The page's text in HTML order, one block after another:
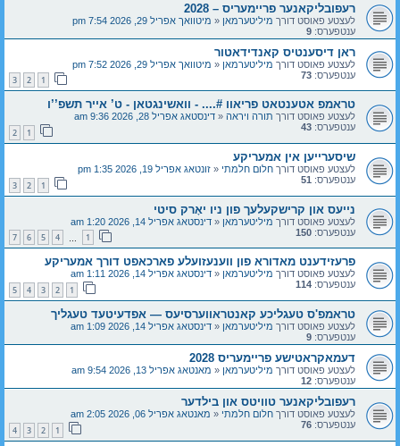
רעפובליקאנער פריימעריס – 2028
לעצטע פאוסט דורך מיליטערמאן « מיטוואך אפריל 29, 2026 7:54 pm
ענטפערס: 9
ראן דיסענטיס קאנדידאטור
לעצטע פאוסט דורך מיליטערמאן « מיטוואך אפריל 29, 2026 7:52 pm
ענטפערס: 73
1
2
3
טראמפ אטענטאט פריאוו #.... - וואשינגטאן - ט’ אייר תשפ’’ו
לעצטע פאוסט דורך תורה ויראה « דינסטאג אפריל 28, 2026 9:36 am
ענטפערס: 43
1
2
שיסערייען אין אמעריקע
לעצטע פאוסט דורך חלום חלמתי « זונטאג אפריל 19, 2026 1:35 pm
ענטפערס: 51
1
2
3
נייעס און קרישקעלעך פון ניו יאָרק סיטי
לעצטע פאוסט דורך מיליטערמאן « דינסטאג אפריל 14, 2026 1:20 am
ענטפערס: 150
1
4
5
6
7
פרעזידענט מאדורא פון ווענעזועלע פארכאפט דורך אמעריקע
לעצטע פאוסט דורך מיליטערמאן « דינסטאג אפריל 14, 2026 1:11 am
ענטפערס: 114
1
2
3
4
5
טראמפ'ס טעגליכע קאנטראווערסיעס — אפדעיטעד טעגליך
לעצטע פאוסט דורך מיליטערמאן « דינסטאג אפריל 14, 2026 1:09 am
ענטפערס: 9
דעמאקראטישע פריימעריס 2028
לעצטע פאוסט דורך מיליטערמאן « מאנטאג אפריל 13, 2026 9:54 am
ענטפערס: 12
רעפובליקאנער טוויטס און בילדער
לעצטע פאוסט דורך חלום חלמתי « מאנטאג אפריל 06, 2026 2:05 am
ענטפערס: 76
1
2
3
4